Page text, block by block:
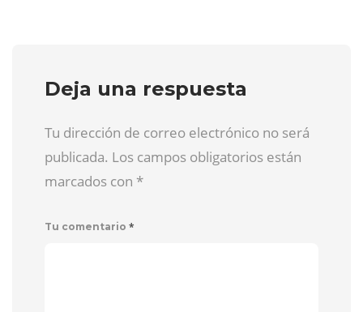
Deja una respuesta
Tu dirección de correo electrónico no será
publicada. Los campos obligatorios están
marcados con *
Tu comentario *